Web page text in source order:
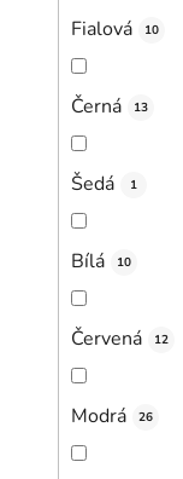
Fialová 10
Černá 13
Šedá 1
Bílá 10
Červená 12
Modrá 26